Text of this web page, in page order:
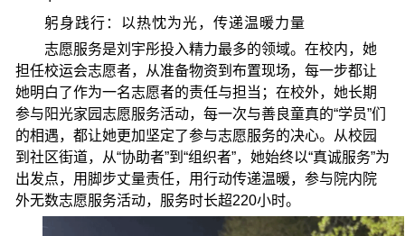
躬身践行：以热忱为光，传递温暖力量
志愿服务是刘宇彤投入精力最多的领域。在校内，她
担任校运会志愿者，从准备物资到布置现场，每一步都让
她明白了作为一名志愿者的责任与担当；在校外，她长期
参与阳光家园志愿服务活动，每一次与善良童真的“学员”们
的相遇，都让她更加坚定了参与志愿服务的决心。从校园
到社区街道，从“协助者”到“组织者”，她始终以“真诚服务”为
出发点，用脚步丈量责任，用行动传递温暖，参与院内院
外无数志愿服务活动，服务时长超220小时。